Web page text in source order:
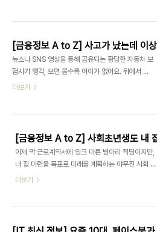
이너 덕분에 집에서도 헬스장 못지않은 효과를 볼 수
에 소개해드리는 서울 근교 식물원/수목원은 접근성
도 좋고 관리도 잘 되어있어서 아이들과 함께하는 나
들이 장소로도 굿이에요! ※ SCI평가정보 본사(서울
시 마포구 상수)를 기준으로 서울 간 거리를 측정했
어요. 가시는 길에 참고해주세요~ 방해금지! 고요하
을 즐길 수 있어요~ ,이미지 출처: 국립수목원 홈페이
뉴스나 SNS 영상을 통해 공유되는 황당한 자동차 보
험사기 행각, 보면 볼수록 어이가 없어요. 뒤에서 몰
래 대기하다가 갑자기 튀어나와 차에 부딪히질 않나,
임을 전가하는 것이지요. 울며 겨자 먹기로 고액의 합
의금을 지급하게 됐는데 뭔가 이상해요. 생각할수록
억울한 느낌이 드는 건 기분 탓?! '이건 빼박 내 잘
못'이라고 인정하기 애매한데도 불구하고 돌아가는
상황을 보아하니 점점 말리는 것 같다면, 당황하지 말
사고 유형과 사고가 발생했을 때 어떻게 대처해야 하
더보기
이제 막 근로계약서에 잉크 마른 병아리 직딩이지만,
내 집 마련을 목표로 미래를 계획하는 야무진 사회 초
년생 여러분! 얼마 전 저소득, 무주택 청년의 주택 마
이 다소 완화될 예정이라고 합니다. 과연 이 통장이
더보기